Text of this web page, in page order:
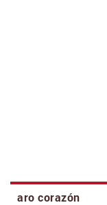
aro corazón